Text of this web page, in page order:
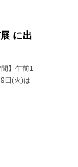
に出
】午前1
日(火)は